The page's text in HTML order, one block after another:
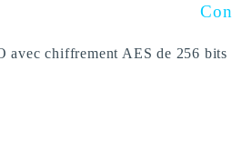
chiffrement AES de 256 bits